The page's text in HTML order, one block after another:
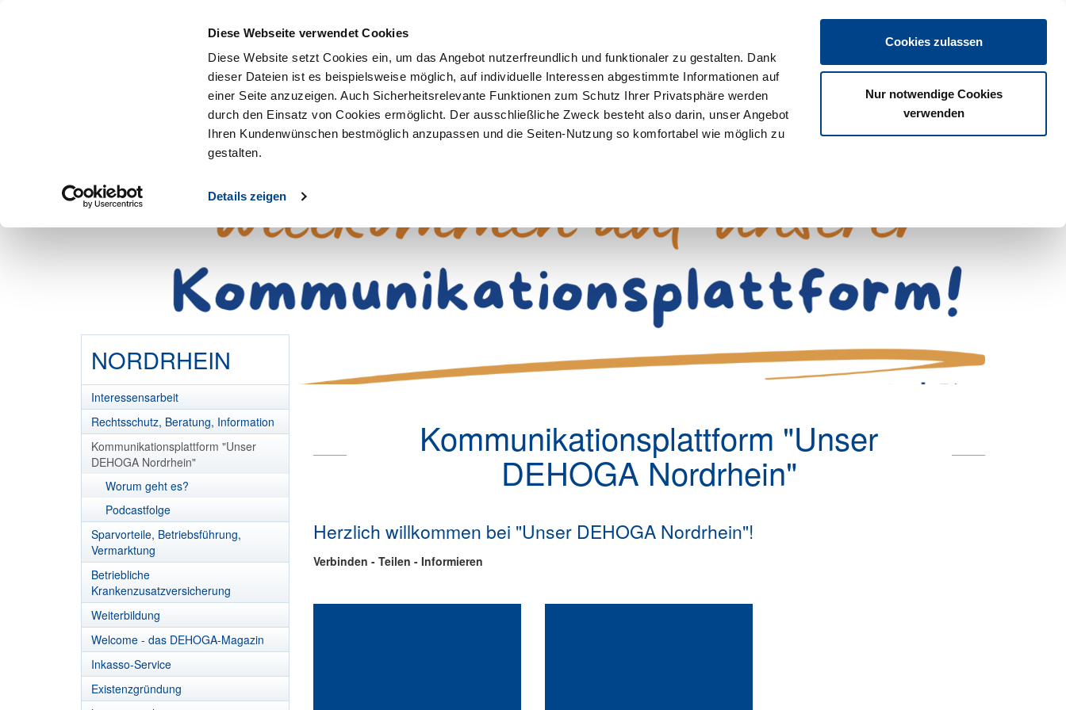
Diese Webseite verwendet Cookies
Diese Website setzt Cookies ein, um das Angebot nutzerfreundlich und funktionaler zu gestalten. Dank
dieser Dateien ist es beispielsweise möglich, auf individuelle Interessen abgestimmte Informationen auf
einer Seite anzuzeigen. Auch Sicherheitsrelevante Funktionen zum Schutz Ihrer Privatsphäre werden
durch den Einsatz von Cookies ermöglicht. Der ausschließliche Zweck besteht also darin, unser Angebot
Ihren Kundenwünschen bestmöglich anzupassen und die Seiten-Nutzung so komfortabel wie möglich zu
gestalten.
Details zeigen
Cookies zulassen
Nur notwendige Cookies
verwenden
Login
Vorteile Über uns Veranstaltungen Download Termine
NORDRHEIN
Interessensarbeit
Rechtsschutz, Beratung, Information
Kommunikationsplattform "Unser
DEHOGA Nordrhein"
Worum geht es?
Podcastfolge
Sparvorteile, Betriebsführung,
Vermarktung
Betriebliche
Krankenzusatzversicherung
Weiterbildung
Welcome - das DEHOGA-Magazin
Inkasso-Service
Existenzgründung
Kommunikationsplattform "Unser
DEHOGA Nordrhein"
Herzlich willkommen bei "Unser DEHOGA Nordrhein"!
Verbinden - Teilen - Informieren